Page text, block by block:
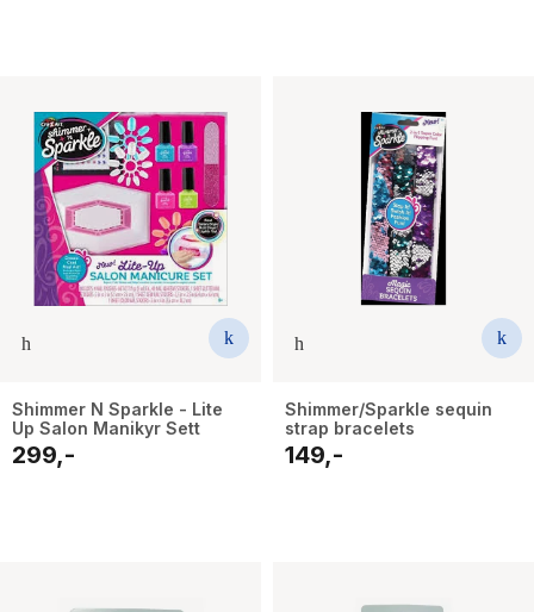
Shimmer N Sparkle - Lite
Up Salon Manikyr Sett
299,-
Shimmer/Sparkle sequin
strap bracelets
149,-